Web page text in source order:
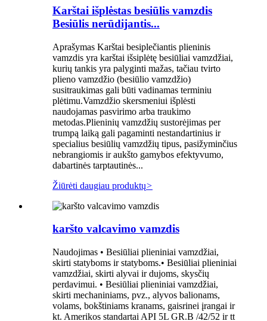
Karštai išplėstas besiūlis vamzdis
Besiūlis nerūdijantis...
Aprašymas Karštai besiplečiantis plieninis
vamzdis yra karštai išsiplėtę besiūliai vamzdžiai,
kurių tankis yra palyginti mažas, tačiau tvirto
plieno vamzdžio (besiūlio vamzdžio)
susitraukimas gali būti vadinamas terminiu
plėtimu.Vamzdžio skersmeniui išplėsti
naudojamas pasvirimo arba traukimo
metodas.Plieninių vamzdžių sustorėjimas per
trumpą laiką gali pagaminti nestandartinius ir
specialius besiūlių vamzdžių tipus, pasižyminčius
nebrangiomis ir aukšto gamybos efektyvumo,
dabartinės tarptautinės...
Žiūrėti daugiau produktų>
karšto valcavimo vamzdis
Naudojimas • Besiūliai plieniniai vamzdžiai,
skirti statyboms ir statyboms.• Besiūliai plieniniai
vamzdžiai, skirti alyvai ir dujoms, skysčių
perdavimui. • Besiūliai plieniniai vamzdžiai,
skirti mechaniniams, pvz., alyvos balionams,
volams, bokštiniams kranams, gaisrinei įrangai ir
kt. Amerikos standartai API 5L GR.B /42/52 ir tt